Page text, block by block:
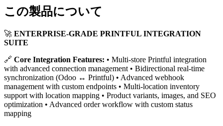
この製品について
🚀 ENTERPRISE-GRADE PRINTFUL INTEGRATION
SUITE
🔗 Core Integration Features: • Multi-store Printful integration
with advanced connection management • Bidirectional real-time
synchronization (Odoo ↔ Printful) • Advanced webhook
management with custom endpoints • Multi-location inventory
support with location mapping • Product variants, images, and SEO
optimization • Advanced order workflow with custom status
mapping